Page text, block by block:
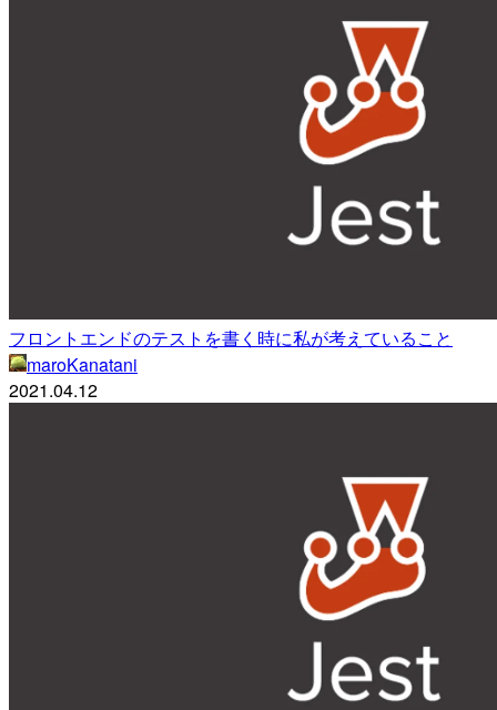
フロントエンドのテストを書く時に私が考えていること
maroKanatani
2021.04.12